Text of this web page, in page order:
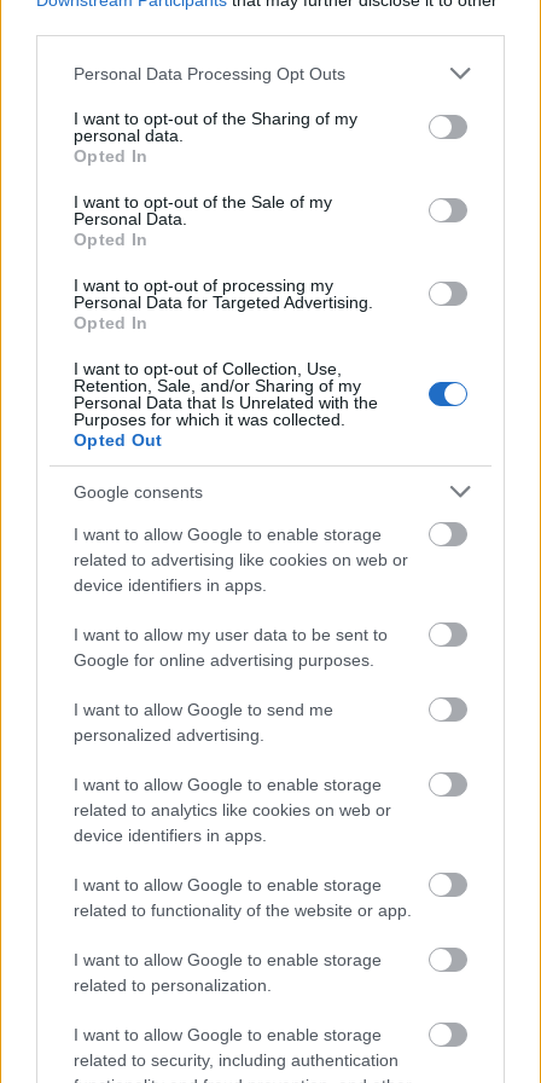
Please note that this website/app uses one or more Google
not limited to your visit or usage behaviour. You may click to
grant or deny consent to Google and its third-party tags to
use your data for below specified purposes in below Google
consent section.
Personal Data Processing Opt Outs
I want to opt-out of the Sharing of my
personal data.
Opted In
I want to opt-out of the Sale of my
Personal Data.
Opted In
I want to opt-out of processing my
Personal Data for Targeted Advertising.
Opted In
I want to opt-out of Collection, Use,
Retention, Sale, and/or Sharing of my
Personal Data that Is Unrelated with the
Purposes for which it was collected.
Opted Out
Google consents
I want to allow Google to enable storage
related to advertising like cookies on web or
device identifiers in apps.
I want to allow my user data to be sent to
Google for online advertising purposes.
I want to allow Google to send me
personalized advertising.
I want to allow Google to enable storage
related to analytics like cookies on web or
device identifiers in apps.
I want to allow Google to enable storage
related to functionality of the website or app.
I want to allow Google to enable storage
related to personalization.
I want to allow Google to enable storage
related to security, including authentication
Κόστος Συμμετοχής: 35 €
Υπεύθυνος Ενότητας :
Τόπος :Βάση Ναυτοπροσκόπων Θεσσαλονίκης Ν.
Πρίντζιος
Ημερομηνίες & ώρες διεξαγωγής :Σάββατο 18
Μαρτίου και ώρα 07.30 έως και Κυριακή 19 Μαρτίου
2023 και ώρα 15.00
Τρόπος καταβολής οικονομικής
συμμετοχής:Κατάθεση στο τραπεζικό λογαριασμό της
Οικονομική Διαχείριση : Θεσσαλονίκης
Δικαίωμα συμμετοχής
Δικαίωμα συμμετοχής στις Εκπαιδεύσεις έχουν όλα τα
Ενήλικα Στελέχη και Μέλη Προσκοπικού Δικτύου που
της οικονομικής συμμετοχής (όπου απαιτείται) και η
αίτησή του έχει εγκριθεί από την Εφορεία Εκπαίδευσης
Για την παρακολούθηση της εκπαιδευτικής ενότητας,
Εκπαιδευτικών Ενοτήτων του Κύκλου Εισαγωγικής
Εκπαίδευσης .
Δήλωση συμμετοχής
Για τη δήλωση συμμετοχής από το Ενήλικο Στέλεχος ή
το Μέλος Προσκοπικού Δικτύου και την έγκρισή της
από το προϊστάμενο Ενήλικο Στέλεχος (ΑΣ, ΠΕ) μέσω